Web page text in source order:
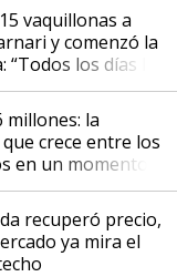
vaquillonas a
y comenzó la
“Todos los días le
productor”
millones: la
crece entre los
en un momento
la actividad
recuperó precio,
ya mira el